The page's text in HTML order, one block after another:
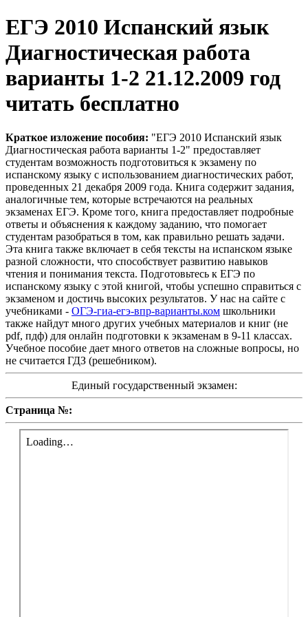
ЕГЭ 2010 Испанский язык
Диагностическая работа
варианты 1-2 21.12.2009 год
читать бесплатно
Краткое изложение пособия: "ЕГЭ 2010 Испанский язык
Диагностическая работа варианты 1-2" предоставляет
студентам возможность подготовиться к экзамену по
испанскому языку с использованием диагностических работ,
проведенных 21 декабря 2009 года. Книга содержит задания,
аналогичные тем, которые встречаются на реальных
экзаменах ЕГЭ. Кроме того, книга предоставляет подробные
ответы и объяснения к каждому заданию, что помогает
студентам разобраться в том, как правильно решать задачи.
Эта книга также включает в себя тексты на испанском языке
разной сложности, что способствует развитию навыков
чтения и понимания текста. Подготовьтесь к ЕГЭ по
испанскому языку с этой книгой, чтобы успешно справиться с
экзаменом и достичь высоких результатов. У нас на сайте с
учебниками - ОГЭ-гиа-егэ-впр-варианты.ком школьники
также найдут много других учебных материалов и книг (не
pdf, пдф) для онлайн подготовки к экзаменам в 9-11 классах.
Учебное пособие дает много ответов на сложные вопросы, но
не считается ГДЗ (решебником).
Единый государственный экзамен:
Страница №: